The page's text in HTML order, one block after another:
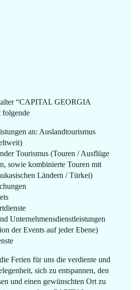
“CAPITAL GEORGIA
an: Auslandtourismus
Tourismus (Touren / Ausflüge
sowie kombinierte Touren mit
Ländern / Türkei)
Unternehmensdienstleistungen
der Events auf jeder Ebene)
Ferien für uns die verdiente und
sich zu entspannen, den
und einen gewünschten Ort zu